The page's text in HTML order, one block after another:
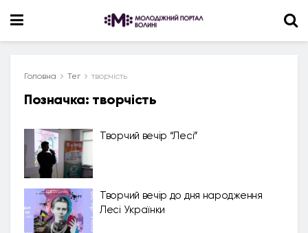
Головна Тег творчість
Позначка: творчість
Творчий вечір “Лесі”
Творчий вечір до дня народження
Лесі Українки